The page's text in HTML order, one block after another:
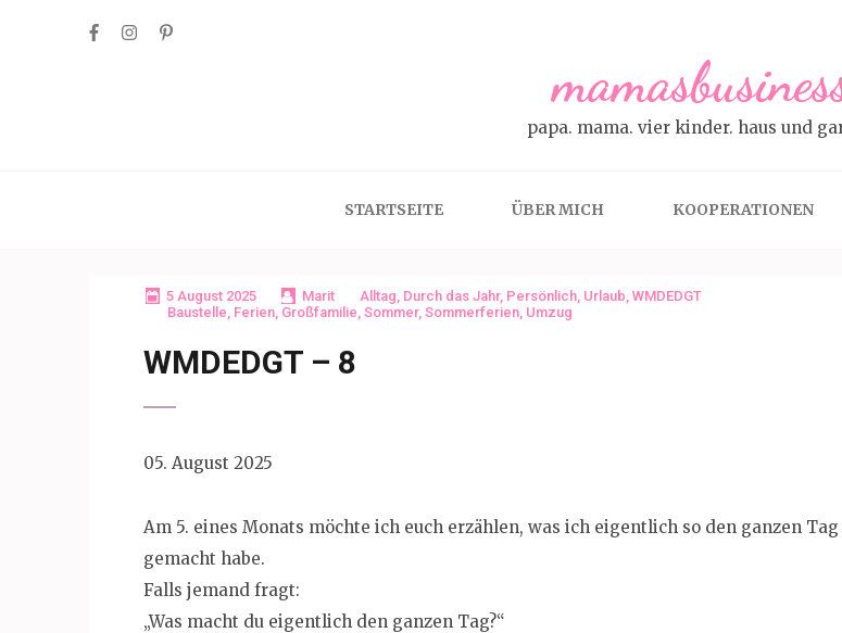
papa. mama. vier kinder. haus und
STARTSEITE ÜBER MICH KOOPERATIONEN
5 August 2025 Marit Alltag, Durch das Jahr, Persönlich, Urlaub, WMDEDGT
Baustelle, Ferien, Großfamilie, Sommer, Sommerferien, Umzug
WMDEDGT – 8
05. August 2025
Am 5. eines Monats möchte ich euch erzählen, was ich eigentlich so den ganzen Tag
gemacht habe.
Falls jemand fragt:
„Was macht du eigentlich den ganzen Tag?“